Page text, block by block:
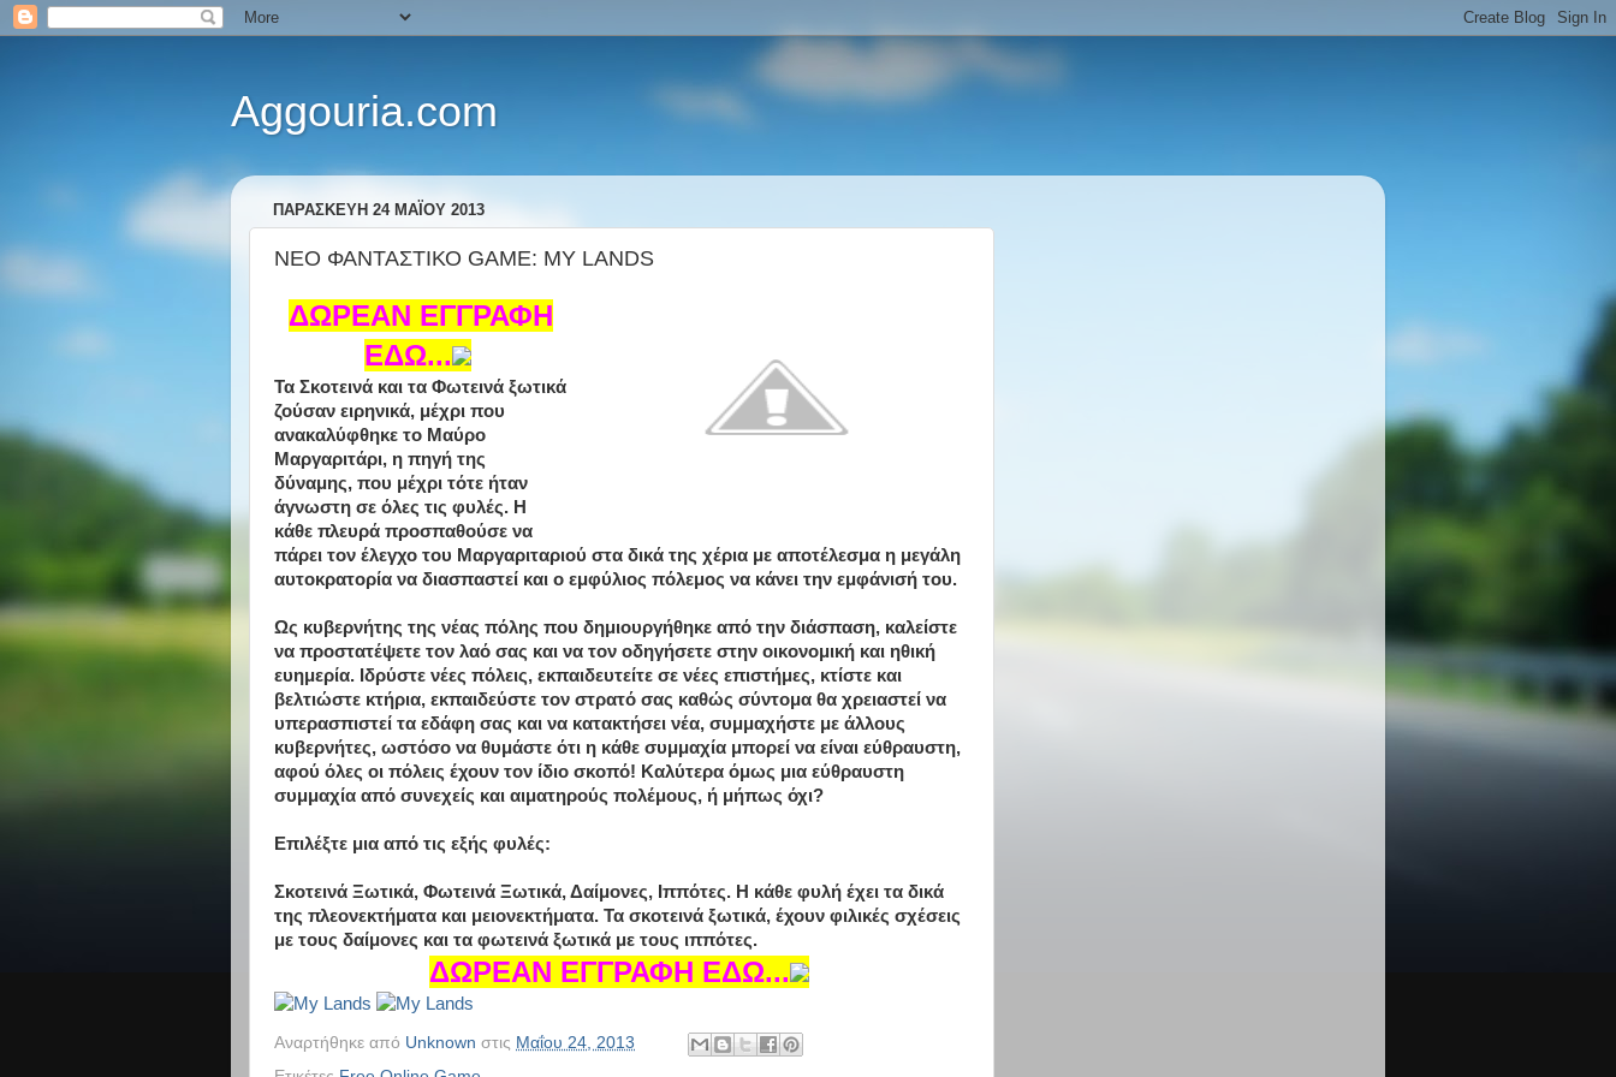
Aggouria.com
ΠΑΡΑΣΚΕΥΉ 24 ΜΑΪ́ΟΥ 2013
ΝΕΟ ΦΑΝΤΑΣΤΙΚΟ GAME: MY LANDS
ΔΩΡΕΑΝ ΕΓΓΡΑΦΗ
ΕΔΩ...
Τα Σκοτεινά και τα Φωτεινά ξωτικά
ζούσαν ειρηνικά, μέχρι που
ανακαλύφθηκε το Μαύρο
Μαργαριτάρι, η πηγή της
δύναμης, που μέχρι τότε ήταν
άγνωστη σε όλες τις φυλές. Η
κάθε πλευρά προσπαθούσε να
πάρει τον έλεγχο του Μαργαριταριού στα δικά της χέρια με αποτέλεσμα η μεγάλη
αυτοκρατορία να διασπαστεί και ο εμφύλιος πόλεμος να κάνει την εμφάνισή του.
Ως κυβερνήτης της νέας πόλης που δημιουργήθηκε από την διάσπαση, καλείστε
να προστατέψετε τον λαό σας και να τον οδηγήσετε στην οικονομική και ηθική
ευημερία. Ιδρύστε νέες πόλεις, εκπαιδευτείτε σε νέες επιστήμες, κτίστε και
βελτιώστε κτήρια, εκπαιδεύστε τον στρατό σας καθώς σύντομα θα χρειαστεί να
υπερασπιστεί τα εδάφη σας και να κατακτήσει νέα, συμμαχήστε με άλλους
κυβερνήτες, ωστόσο να θυμάστε ότι η κάθε συμμαχία μπορεί να είναι εύθραυστη,
αφού όλες οι πόλεις έχουν τον ίδιο σκοπό! Καλύτερα όμως μια εύθραυστη
συμμαχία από συνεχείς και αιματηρούς πολέμους, ή μήπως όχι?
Επιλέξτε μια από τις εξής φυλές:
Σκοτεινά Ξωτικά, Φωτεινά Ξωτικά, Δαίμονες, Ιππότες. Η κάθε φυλή έχει τα δικά
της πλεονεκτήματα και μειονεκτήματα. Τα σκοτεινά ξωτικά, έχουν φιλικές σχέσεις
με τους δαίμονες και τα φωτεινά ξωτικά με τους ιππότες.
ΔΩΡΕΑΝ ΕΓΓΡΑΦΗ ΕΔΩ...
Αναρτήθηκε από Unknown στις Μαΐου 24, 2013